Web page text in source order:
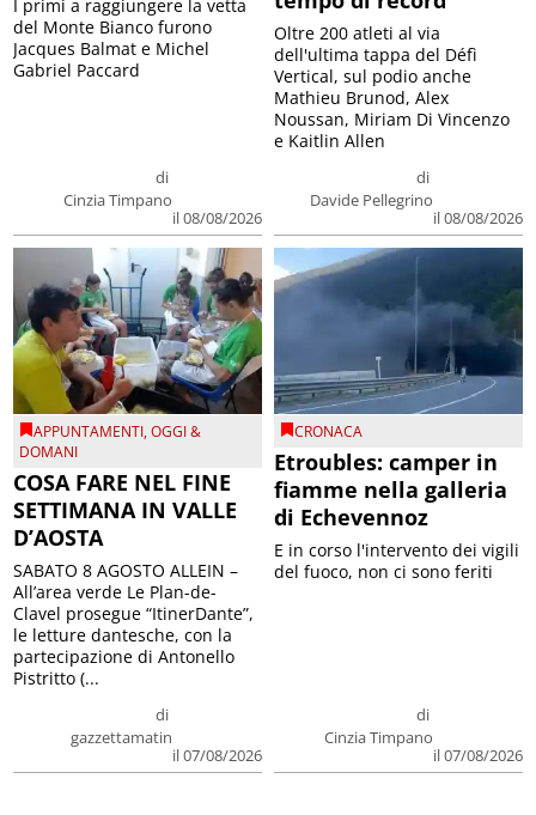
di
Cinzia Timpano
il 08/08/2026
I primi a raggiungere la vetta
del Monte Bianco furono
Jacques Balmat e Michel
Gabriel Paccard
di
Davide Pellegrino
il 08/08/2026
Oltre 200 atleti al via
dell'ultima tappa del Défì
Vertical, sul podio anche
Mathieu Brunod, Alex
Noussan, Miriam Di Vincenzo
e Kaitlin Allen
APPUNTAMENTI,OGGI &
DOMANI
COSA FARE NEL FINE
SETTIMANA IN VALLE
D’AOSTA
di
gazzettamatin
il 07/08/2026
SABATO 8 AGOSTO ALLEIN –
All’area verde Le Plan-de-
Clavel prosegue “ItinerDante”,
le letture dantesche, con la
partecipazione di Antonello
Pistritto (...
CRONACA
Etroubles: camper in
fiamme nella galleria
di Echevennoz
di
Cinzia Timpano
il 07/08/2026
E in corso l'intervento dei vigili
del fuoco, non ci sono feriti